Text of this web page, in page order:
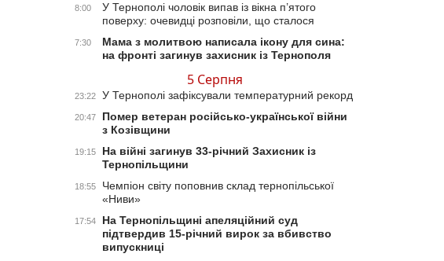
8:00
У Тернополі чоловік випав із вікна п’ятого
поверху: очевидці розповіли, що сталося
7:30
Мама з молитвою написала ікону для сина:
на фронті загинув захисник із Тернополя
5 Серпня
23:22 У Тернополі зафіксували температурний рекорд
20:47
Помер ветеран російсько-української війни
з Козівщини
19:15
На війні загинув 33-річний Захисник із
Тернопільщини
18:55
Чемпіон світу поповнив склад тернопільської
«Ниви»
17:54
На Тернопільщині апеляційний суд
підтвердив 15-річний вирок за вбивство
випускниці